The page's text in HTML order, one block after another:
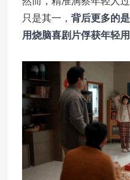
只是其一， 背后更多的
用烧脑喜剧片俘获年轻用